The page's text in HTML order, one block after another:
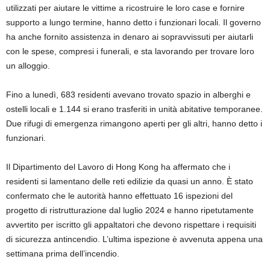
utilizzati per aiutare le vittime a ricostruire le loro case e fornire
supporto a lungo termine, hanno detto i funzionari locali. Il governo
ha anche fornito assistenza in denaro ai sopravvissuti per aiutarli
con le spese, compresi i funerali, e sta lavorando per trovare loro
un alloggio.
Fino a lunedì, 683 residenti avevano trovato spazio in alberghi e
ostelli locali e 1.144 si erano trasferiti in unità abitative temporanee.
Due rifugi di emergenza rimangono aperti per gli altri, hanno detto i
funzionari.
Il Dipartimento del Lavoro di Hong Kong ha affermato che i
residenti si lamentano delle reti edilizie da quasi un anno. È stato
confermato che le autorità hanno effettuato 16 ispezioni del
progetto di ristrutturazione dal luglio 2024 e hanno ripetutamente
avvertito per iscritto gli appaltatori che devono rispettare i requisiti
di sicurezza antincendio. L’ultima ispezione è avvenuta appena una
settimana prima dell’incendio.